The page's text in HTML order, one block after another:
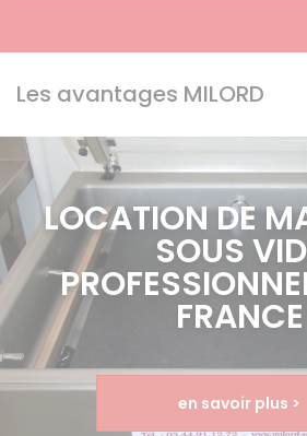
Les avantages MILORD
LOCATION DE
SOUS
FRANCE
en savoir plus >